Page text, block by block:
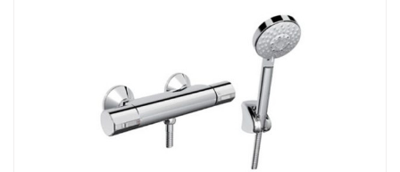
Hãy lắp đặt tay sen American Standard A-0017 cho nhà tắm của
mình và cảm nhận tiện ích từ tay sen American Standard A-0017
bạn nhé. Liên hệ ngay Nội thất Nhân Việt để được báo giá chi tiết.
Để tham khảo thêm về vòi sen tắm, bạn có thể tìm hiểu các sản
vòi sen tắm American Standard
bị vệ sinh American Standard